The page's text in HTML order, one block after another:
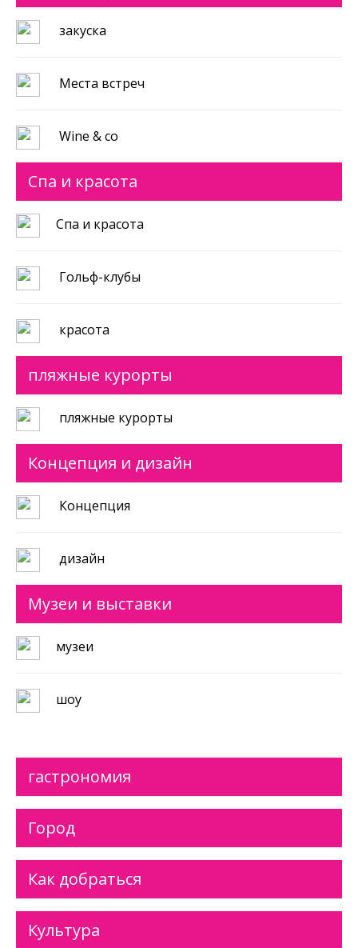
закуска
Места встреч
Wine & co
Спа и красота
Спа и красота
Гольф-клубы
красота
пляжные курорты
пляжные курорты
Концепция и дизайн
Концепция
дизайн
Музеи и выставки
музеи
шоу
гастрономия
Город
Как добраться
Культура